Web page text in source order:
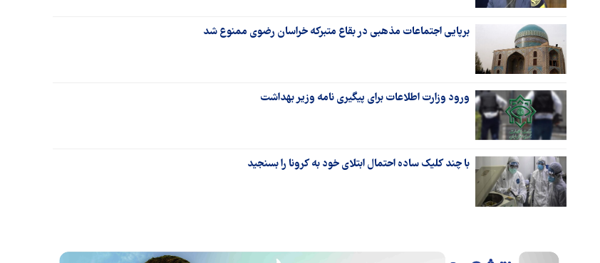
برپایی اجتماعات مذهبی در بقاع متبرکه خراسان رضوی ممنوع شد
ورود وزارت اطلاعات برای پیگیری نامه وزیر بهداشت
با چند کلیک ساده احتمال ابتلای خود به کرونا را بسنجید